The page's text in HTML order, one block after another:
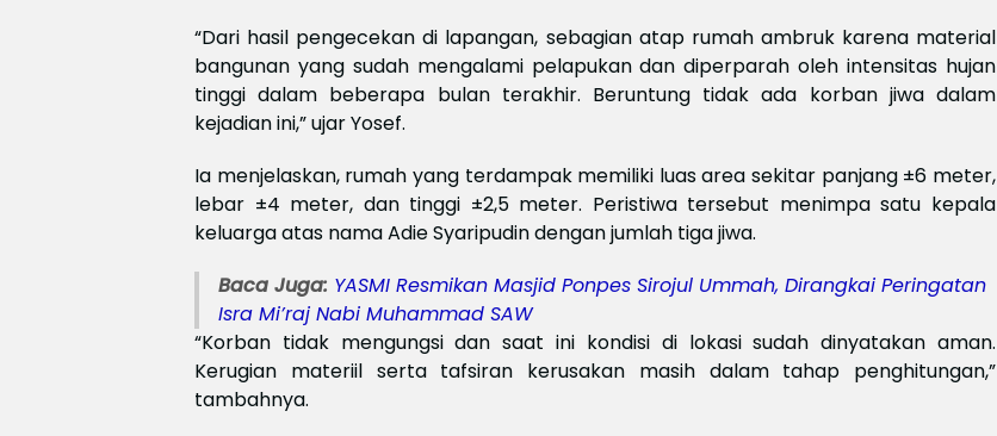
“Dari hasil pengecekan di lapangan, sebagian atap rumah ambruk karena material
bangunan yang sudah mengalami pelapukan dan diperparah oleh intensitas hujan
tinggi dalam beberapa bulan terakhir. Beruntung tidak ada korban jiwa dalam
kejadian ini,” ujar Yosef.
Ia menjelaskan, rumah yang terdampak memiliki luas area sekitar panjang ±6 meter,
lebar ±4 meter, dan tinggi ±2,5 meter. Peristiwa tersebut menimpa satu kepala
keluarga atas nama Adie Syaripudin dengan jumlah tiga jiwa.
Baca Juga: YASMI Resmikan Masjid Ponpes Sirojul Ummah, Dirangkai Peringatan
Isra Mi’raj Nabi Muhammad SAW
“Korban tidak mengungsi dan saat ini kondisi di lokasi sudah dinyatakan aman.
Kerugian materiil serta tafsiran kerusakan masih dalam tahap penghitungan,”
tambahnya.